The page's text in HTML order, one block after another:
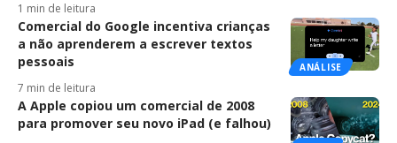
1 min de leitura
ANÁLISE
Comercial do Google incentiva crianças
a não aprenderem a escrever textos
pessoais
7 min de leitura
A Apple copiou um comercial de 2008
para promover seu novo iPad (e falhou)